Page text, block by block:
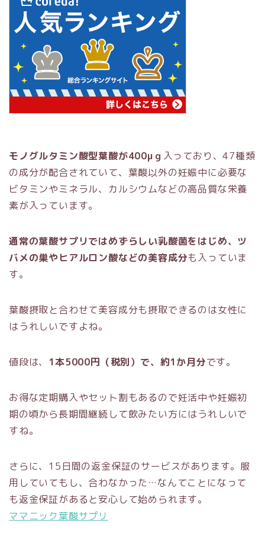
モノグルタミン酸型葉酸が400μｇ 入っており、47種類
の成分が配合されていて、葉酸以外の妊娠中に必要な
ビタミンやミネラル、カルシウムなどの高品質な栄養
素が入っています。
通常の葉酸サプリではめずらしい乳酸菌をはじめ、ツ
バメの巣やヒアルロン酸などの美容成分も入っていま
す。
葉酸摂取と合わせて美容成分も摂取できるのは女性に
はうれしいですよね。
値段は、 1本5000円（税別）で、約1か月分です。
お得な定期購入やセット割もあるので妊活中や妊娠初
期の頃から長期間継続して飲みたい方にはうれしいで
すね。
さらに、15日間の返金保証のサービスがあります。服
用していてもし、合わなかった…なんてことになって
も返金保証があると安心して始められます。
ママニック葉酸サプリ